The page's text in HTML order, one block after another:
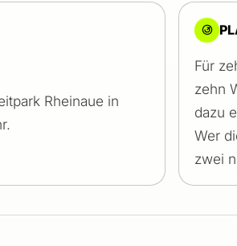
Rheinaue in
Für
zehn
dazu
Wer
zwei